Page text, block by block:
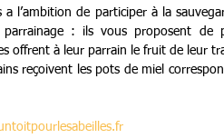
l’ambition de participer à la
parrainage : ils vous proposent de
offrent à leur parrain le fruit de leur
reçoivent les pots de miel